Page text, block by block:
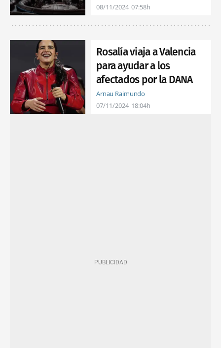
08/11/2024 07:58h
Rosalía viaja a Valencia
para ayudar a los
afectados por la DANA
Arnau Raimundo
07/11/2024 18:04h